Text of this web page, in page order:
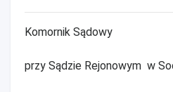
Komornik Sądowy
przy Sądzie Rejonowym w